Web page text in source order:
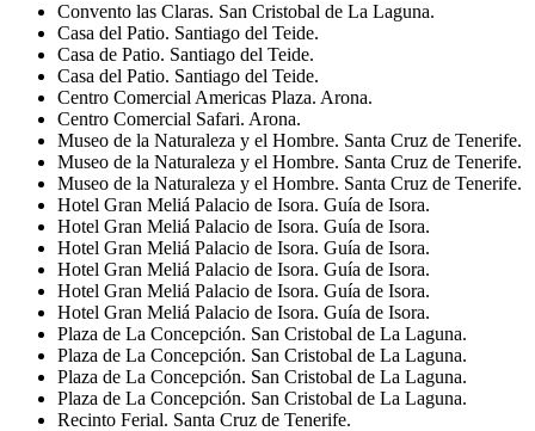
Convento las Claras. San Cristobal de La Laguna.
Casa del Patio. Santiago del Teide.
Casa de Patio. Santiago del Teide.
Casa del Patio. Santiago del Teide.
Centro Comercial Americas Plaza. Arona.
Centro Comercial Safari. Arona.
Museo de la Naturaleza y el Hombre. Santa Cruz de Tenerife.
Museo de la Naturaleza y el Hombre. Santa Cruz de Tenerife.
Museo de la Naturaleza y el Hombre. Santa Cruz de Tenerife.
Hotel Gran Meliá Palacio de Isora. Guía de Isora.
Hotel Gran Meliá Palacio de Isora. Guía de Isora.
Hotel Gran Meliá Palacio de Isora. Guía de Isora.
Hotel Gran Meliá Palacio de Isora. Guía de Isora.
Hotel Gran Meliá Palacio de Isora. Guía de Isora.
Hotel Gran Meliá Palacio de Isora. Guía de Isora.
Plaza de La Concepción. San Cristobal de La Laguna.
Plaza de La Concepción. San Cristobal de La Laguna.
Plaza de La Concepción. San Cristobal de La Laguna.
Plaza de La Concepción. San Cristobal de La Laguna.
Recinto Ferial. Santa Cruz de Tenerife.